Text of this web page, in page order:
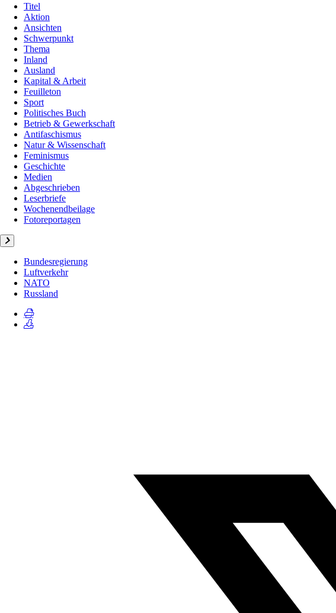
Titel
Aktion
Ansichten
Schwerpunkt
Thema
Inland
Ausland
Kapital & Arbeit
Feuilleton
Sport
Politisches Buch
Betrieb & Gewerkschaft
Antifaschismus
Natur & Wissenschaft
Feminismus
Geschichte
Medien
Abgeschrieben
Leserbriefe
Wochenendbeilage
Fotoreportagen
Bundesregierung
Luftverkehr
NATO
Russland